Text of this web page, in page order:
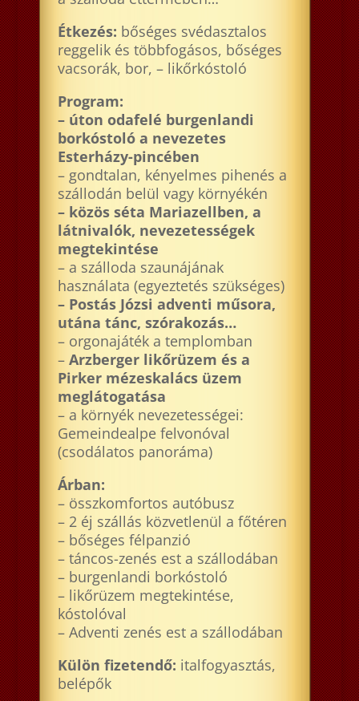
Étkezés: bőséges svédasztalos
reggelik és többfogásos, bőséges
vacsorák, bor, – likőrkóstoló
Program:
– úton odafelé burgenlandi
borkóstoló a nevezetes
Esterházy-pincében
– gondtalan, kényelmes pihenés a
szállodán belül vagy környékén
– közös séta Mariazellben, a
látnivalók, nevezetességek
megtekintése
– a szálloda szaunájának
használata (egyeztetés szükséges)
– Postás Józsi adventi műsora,
utána tánc, szórakozás…
– orgonajáték a templomban
–Arzberger likőrüzem és a
Pirker mézeskalács üzem
meglátogatása
– a környék nevezetességei:
Gemeindealpe felvonóval
(csodálatos panoráma)
Árban:
– összkomfortos autóbusz
– 2 éj szállás közvetlenül a főtéren
– bőséges félpanzió
– táncos-zenés est a szállodában
– burgenlandi borkóstoló
– likőrüzem megtekintése,
kóstolóval
– Adventi zenés est a szállodában
Külön fizetendő: italfogyasztás,
belépők